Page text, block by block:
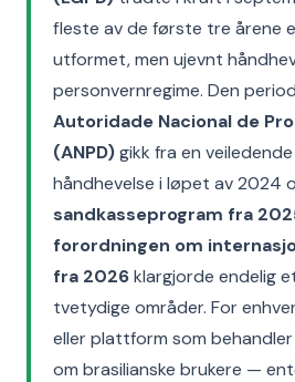
fleste av de første tre årene
utformet, men ujevnt
personvernregime. Den
Autoridade Nacional de
(ANPD)gikk fra en
håndhevelse i løpet av 2024
sandkasseprogram fra
forordningen om
fra 2026klargjorde endelig
tvetydige områder. For
eller plattform som
om brasilianske brukere —